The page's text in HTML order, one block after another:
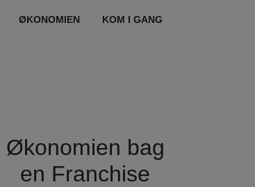
ØKONOMIEN KOM I GANG
Økonomien bag
en Franchise